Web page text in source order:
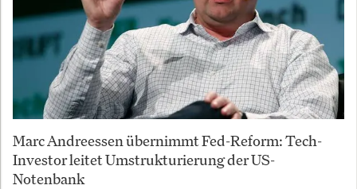
Marc Andreessen übernimmt Fed-Reform: Tech-
Investor leitet Umstrukturierung der US-
Notenbank